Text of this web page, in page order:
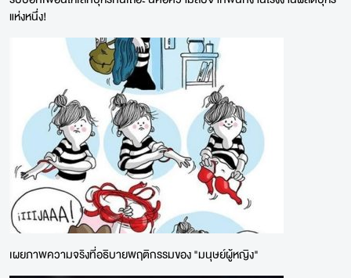
แห่งหนึ่ง!
เผยภาพความจริงที่อธิบายพฤติกรรมของ "มนุษย์ผู้หญิง"